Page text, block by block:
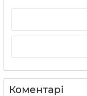
Коментарі